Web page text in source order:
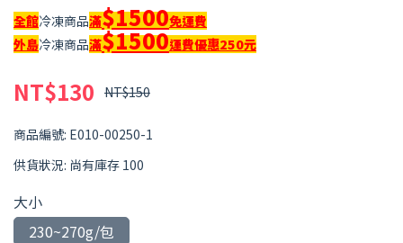
全館冷凍商品滿$1500免運費
外島冷凍商品滿$1500運費優惠250元
NT$130 NT$150
商品編號: E010-00250-1
供貨狀況: 尚有庫存 100
大小
230~270g/包